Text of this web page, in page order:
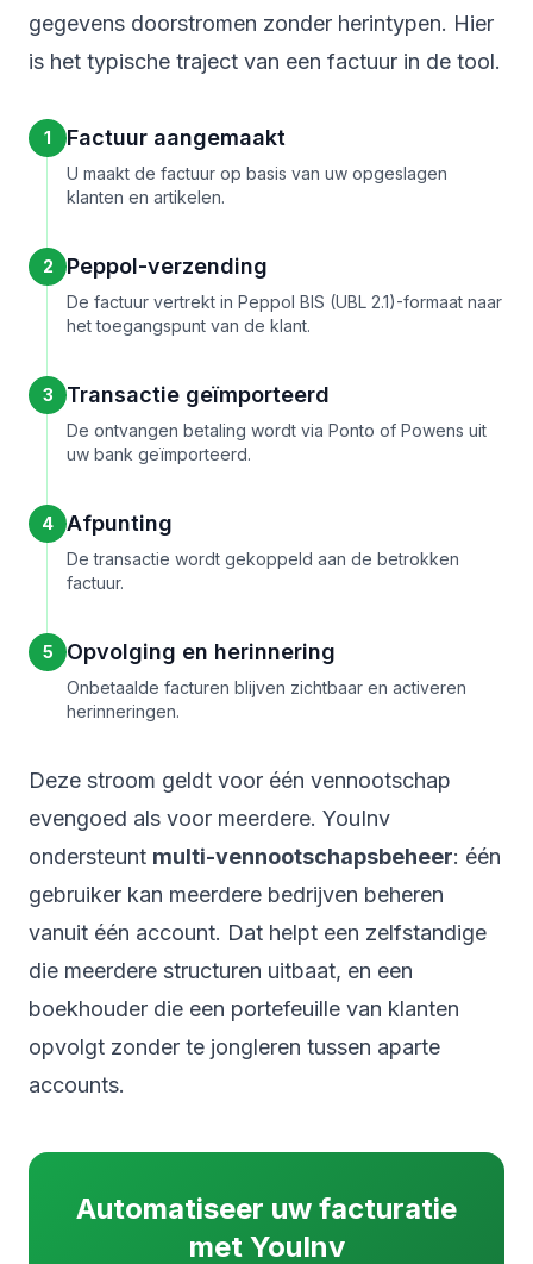
gegevens doorstromen zonder herintypen. Hier
is het typische traject van een factuur in de tool.
1 Factuur aangemaakt
U maakt de factuur op basis van uw opgeslagen
klanten en artikelen.
2 Peppol-verzending
De factuur vertrekt in Peppol BIS (UBL 2.1)-formaat naar
het toegangspunt van de klant.
3 Transactie geïmporteerd
De ontvangen betaling wordt via Ponto of Powens uit
uw bank geïmporteerd.
4 Afpunting
De transactie wordt gekoppeld aan de betrokken
factuur.
5 Opvolging en herinnering
Onbetaalde facturen blijven zichtbaar en activeren
herinneringen.
Deze stroom geldt voor één vennootschap
evengoed als voor meerdere. YouInv
ondersteunt multi-vennootschapsbeheer: één
gebruiker kan meerdere bedrijven beheren
vanuit één account. Dat helpt een zelfstandige
die meerdere structuren uitbaat, en een
boekhouder die een portefeuille van klanten
opvolgt zonder te jongleren tussen aparte
accounts.
Automatiseer uw facturatie
met YouInv